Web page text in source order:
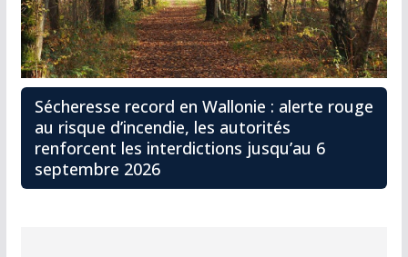
Sécheresse record en Wallonie : alerte rouge
au risque d’incendie, les autorités
renforcent les interdictions jusqu’au 6
septembre 2026